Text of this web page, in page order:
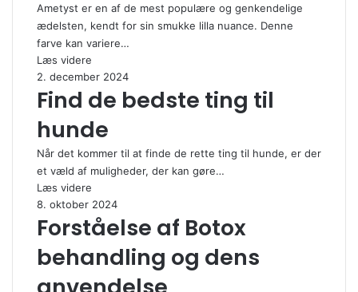
Ametyst er en af de mest populære og genkendelige
ædelsten, kendt for sin smukke lilla nuance. Denne
farve kan variere…
Læs videre
2. december 2024
Find de bedste ting til
hunde
Når det kommer til at finde de rette ting til hunde, er der
et væld af muligheder, der kan gøre…
Læs videre
8. oktober 2024
Forståelse af Botox
behandling og dens